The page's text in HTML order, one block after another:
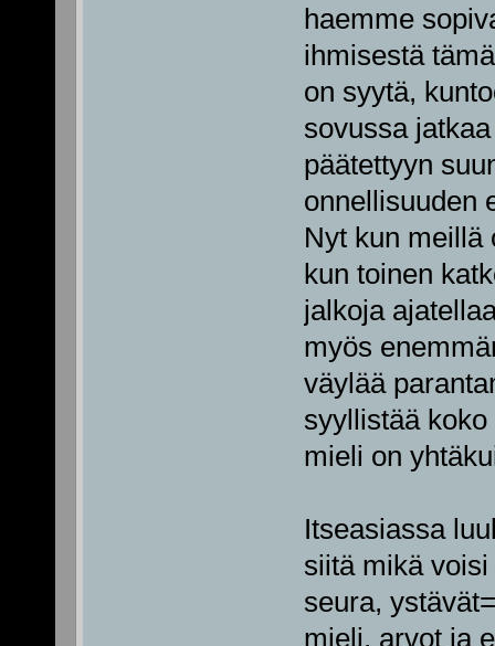
haemme
ihmisestä
on syytä,
sovussa
päätettyyn
onnellisuuden
Nyt kun meillä
kun toinen
jalkoja
myös
väylää
syyllistää
mieli on
Itseasiassa
siitä mikä
seura,
mieli, arvot ja